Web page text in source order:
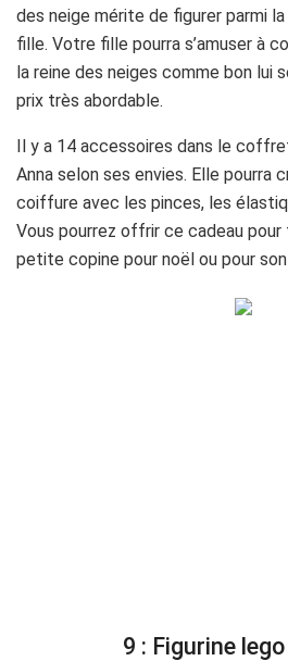
des neige mérite de figurer parmi
fille. Votre fille pourra s’amuser à
la reine des neiges comme bon lui
prix très abordable.
Il y a 14 accessoires dans le
Anna selon ses envies. Elle pourra
coiffure avec les pinces, les
Vous pourrez offrir ce cadeau pour
petite copine pour noël ou pour son
9 : Figurine